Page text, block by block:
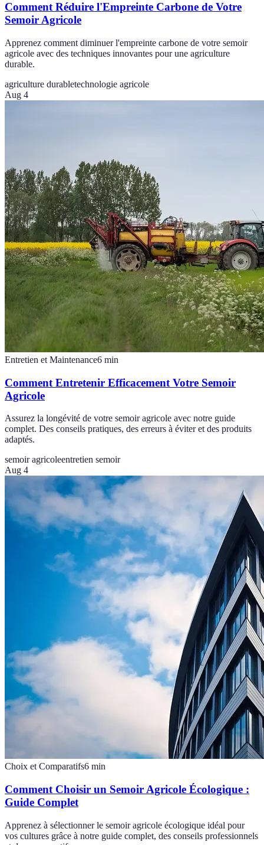
Comment Réduire l'Empreinte Carbone de Votre
Semoir Agricole
Apprenez comment diminuer l'empreinte carbone de votre semoir
agricole avec des techniques innovantes pour une agriculture
durable.
agriculture durabletechnologie agricole
Aug 4
Entretien et Maintenance6 min
Comment Entretenir Efficacement Votre Semoir
Agricole
Assurez la longévité de votre semoir agricole avec notre guide
complet. Des conseils pratiques, des erreurs à éviter et des produits
adaptés.
semoir agricoleentretien semoir
Aug 4
Choix et Comparatifs6 min
Comment Choisir un Semoir Agricole Écologique :
Guide Complet
Apprenez à sélectionner le semoir agricole écologique idéal pour
vos cultures grâce à notre guide complet, des conseils professionnels